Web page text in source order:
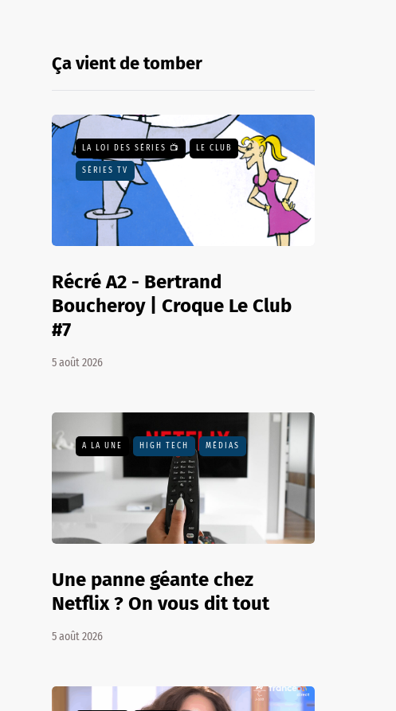
Ça vient de tomber
LA LOI DES SÉRIES 📺 LE CLUB
SÉRIES TV
Récré A2 - Bertrand
Boucheroy | Croque Le Club
#7
5 août 2026
A LA UNE HIGH TECH MÉDIAS
Une panne géante chez
Netflix ? On vous dit tout
5 août 2026